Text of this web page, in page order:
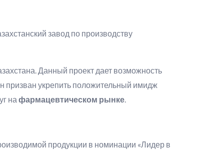
завод по производству
Данный проект дает возможность
призван укрепить положительный имидж
на фармацевтическом рынке.
продукции в номинации «Лидер в